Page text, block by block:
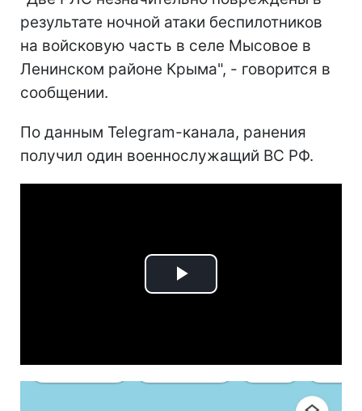
результате ночной атаки беспилотников
на войсковую часть в селе Мысовое в
Ленинском районе Крыма", - говорится в
сообщении.
По данным Telegram-канала, ранения
получил один военнослужащий ВС РФ.
Play